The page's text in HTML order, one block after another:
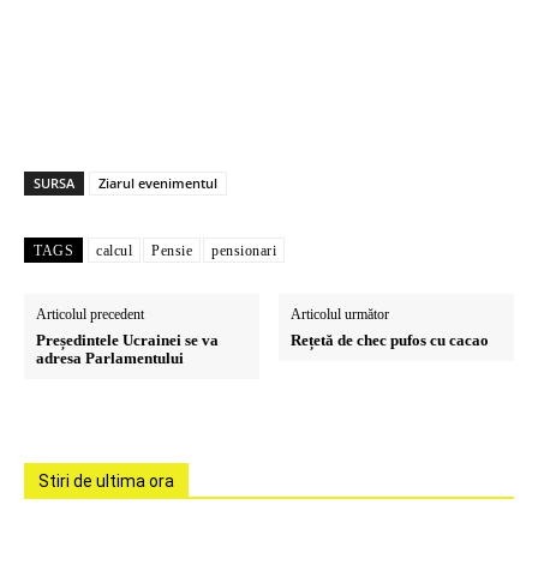
SURSA Ziarul evenimentul
TAGS calcul Pensie pensionari
Articolul precedent
Președintele Ucrainei se va
adresa Parlamentului
Articolul următor
Rețetă de chec pufos cu cacao
Stiri de ultima ora